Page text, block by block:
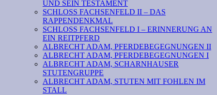
UND SEIN TESTAMENT
SCHLOSS FACHSENFELD II – DAS
RAPPENDENKMAL
SCHLOSS FACHSENFELD I – ERINNERUNG AN
EIN REITPFERD
ALBRECHT ADAM, PFERDEBEGEGNUNGEN II
ALBRECHT ADAM, PFERDEBEGEGNUNGEN I
ALBRECHT ADAM, SCHARNHAUSER
STUTENGRUPPE
ALBRECHT ADAM, STUTEN MIT FOHLEN IM
STALL